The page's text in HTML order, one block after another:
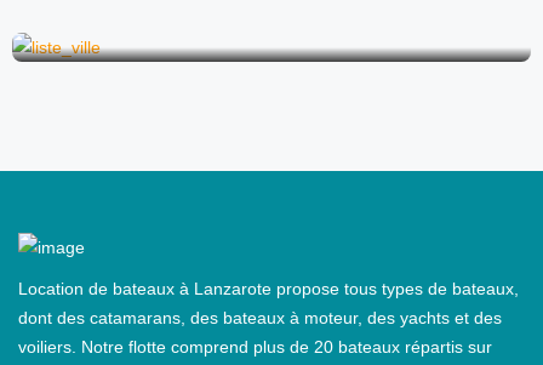
Location de bateaux à Lanzarote propose tous types de bateaux,
dont des catamarans, des bateaux à moteur, des yachts et des
voiliers. Notre flotte comprend plus de 20 bateaux répartis sur